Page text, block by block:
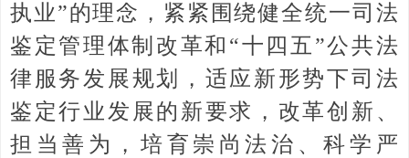
执业”的理念，紧紧围绕健全统一司法
鉴定管理体制改革和“十四五”公共法
律服务发展规划，适应新形势下司法
鉴定行业发展的新要求，改革创新、
担当善为，培育崇尚法治、科学严